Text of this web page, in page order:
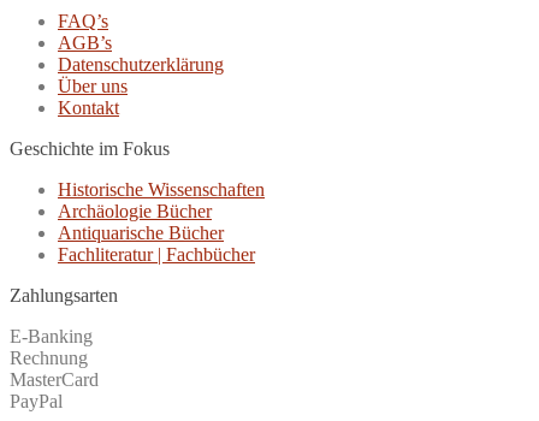
FAQ’s
AGB’s
Datenschutzerklärung
Über uns
Kontakt
Geschichte im Fokus
Historische Wissenschaften
Archäologie Bücher
Antiquarische Bücher
Fachliteratur | Fachbücher
Zahlungsarten
E-Banking
Rechnung
MasterCard
PayPal